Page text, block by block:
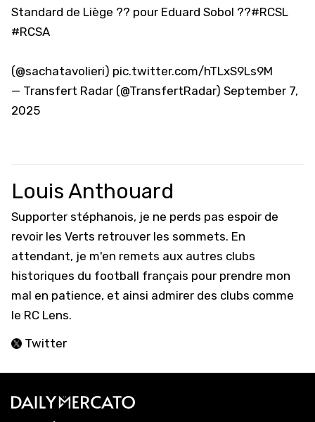
Standard de Liège ?? pour Eduard Sobol ??#RCSL
#RCSA
(@sachatavolieri) pic.twitter.com/hTLxS9Ls9M
— Transfert Radar (@TransfertRadar) September 7,
2025
Louis Anthouard
Supporter stéphanois, je ne perds pas espoir de
revoir les Verts retrouver les sommets. En
attendant, je m'en remets aux autres clubs
historiques du football français pour prendre mon
mal en patience, et ainsi admirer des clubs comme
le RC Lens.
Twitter